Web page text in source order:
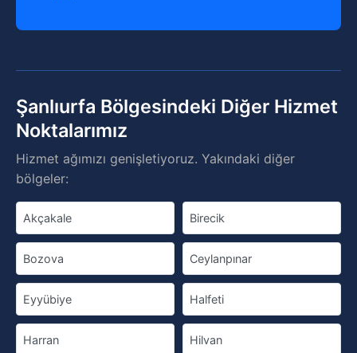
Şanlıurfa Bölgesindeki Diğer Hizmet
Noktalarımız
Hizmet ağımızı genişletiyoruz. Yakındaki diğer
bölgeler:
Akçakale Birecik
Bozova Ceylanpınar
Eyyübiye Halfeti
Harran Hilvan